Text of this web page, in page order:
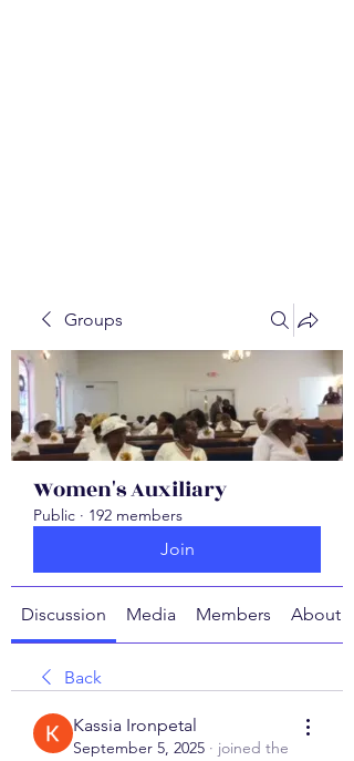
Groups
Women's Auxiliary
Public · 192 members
Join
Discussion Media Members About
Back
Kassia Ironpetal
September 5, 2025 · joined the